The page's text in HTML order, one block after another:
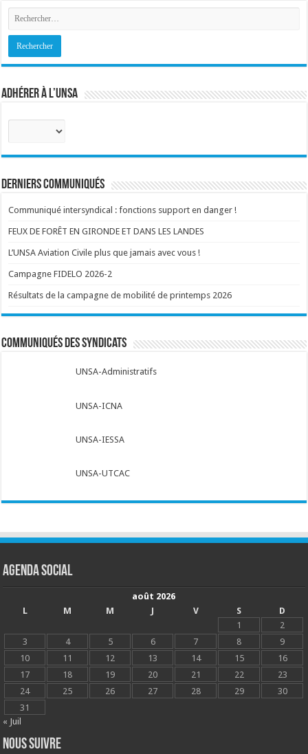
Adhérer à l’UNSA
Sélectionnez
corps
:
Derniers communiqués
Communiqué intersyndical : fonctions support en danger !
FEUX DE FORÊT EN GIRONDE ET DANS LES LANDES
L’UNSA Aviation Civile plus que jamais avec vous !
Campagne FIDELO 2026-2
Résultats de la campagne de mobilité de printemps 2026
Communiqués des syndicats
UNSA-Administratifs
UNSA-ICNA
UNSA-IESSA
UNSA-UTCAC
Agenda social
août 2026
L
M M J V S
D
1
2
3
4 5 6 7 8
9
10
11 12 13 14 15
16
17
18 19 20 21 22
23
24
25 26 27 28 29
30
31
« Juil
Nous suivre